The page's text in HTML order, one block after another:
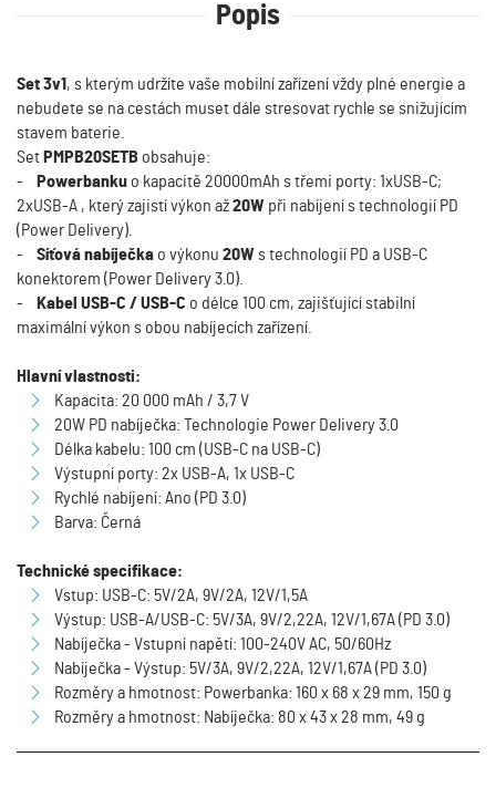
Popis
Set 3v1 , s kterým udržíte vaše mobilní zařízení vždy plné energie a
nebudete se na cestách muset dále stresovat rychle se snižujícím
stavem baterie.
Set PMPB20SETB obsahuje:
-
Powerbanku o kapacitě 20000mAh s třemi porty: 1xUSB-C;
2xUSB-A , který zajistí výkon až20W při nabíjení s technologií PD
(Power Delivery).
-
Síťová nabíječka o výkonu 20W s technologií PD a USB-C
konektorem (Power Delivery 3.0).
-
Kabel USB-C / USB-C o délce 100 cm, zajišťující stabilní
maximální výkon s obou nabíjecích zařízení.
Hlavní vlastnosti:
Kapacita: 20 000 mAh / 3,7 V
20W PD nabíječka: Technologie Power Delivery 3.0
Délka kabelu: 100 cm (USB-C na USB-C)
Výstupní porty: 2x USB-A, 1x USB-C
Rychlé nabíjení: Ano (PD 3.0)
Barva: Černá
Technické specifikace:
Vstup: USB-C: 5V/2A, 9V/2A, 12V/1,5A
Výstup: USB-A/USB-C: 5V/3A, 9V/2,22A, 12V/1,67A (PD 3.0)
Nabíječka - Vstupní napětí: 100-240V AC, 50/60Hz
Nabíječka - Výstup: 5V/3A, 9V/2,22A, 12V/1,67A (PD 3.0)
Rozměry a hmotnost: Powerbanka: 160 x 68 x 29 mm, 150 g
Rozměry a hmotnost: Nabíječka: 80 x 43 x 28 mm, 49 g